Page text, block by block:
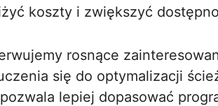
koszty i zwiększyć
rosnące
się do optymalizacji
lepiej dopasować